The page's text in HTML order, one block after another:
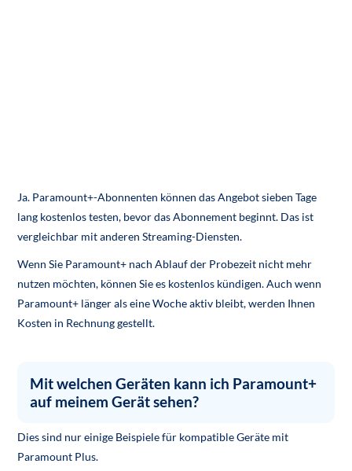
Ja. Paramount+-Abonnenten können das Angebot sieben Tage
lang kostenlos testen, bevor das Abonnement beginnt. Das ist
vergleichbar mit anderen Streaming-Diensten.
Wenn Sie Paramount+ nach Ablauf der Probezeit nicht mehr
nutzen möchten, können Sie es kostenlos kündigen. Auch wenn
Paramount+ länger als eine Woche aktiv bleibt, werden Ihnen
Kosten in Rechnung gestellt.
Mit welchen Geräten kann ich Paramount+
auf meinem Gerät sehen?
Dies sind nur einige Beispiele für kompatible Geräte mit
Paramount Plus.